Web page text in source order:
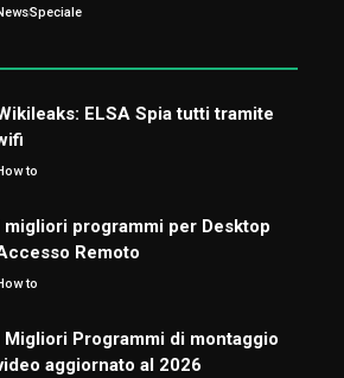
Speciale
ELSA Spia tutti tramite
to
migliori programmi per Desktop
Remoto
to
Migliori Programmi di montaggio
aggiornato al 2026